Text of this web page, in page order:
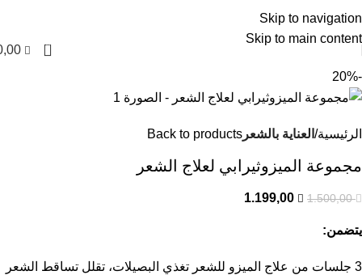
Skip to navigation
Skip to main content
العربية
0
-20%
الرئيسية العناية بالشعر Back to products
مجموعة الميزوثيرابي لعلاج الشعر
1.500,00
1.199,00
يتضمن:
3 جلسات من علاج الميزو للشعر تغذي البصيلات، تقلل تساقط الشعر